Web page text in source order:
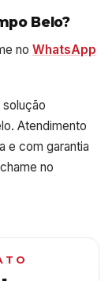
Belo?
no WhatsApp
Atendimento
e com garantia
no